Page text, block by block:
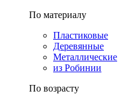
По материалу
Пластиковые
Деревянные
Металлические
из Робинии
По возрасту